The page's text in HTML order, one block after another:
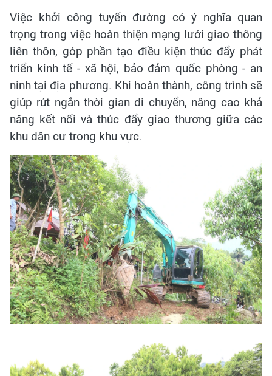
Việc khởi công tuyến đường có ý nghĩa quan
trọng trong việc hoàn thiện mạng lưới giao thông
liên thôn, góp phần tạo điều kiện thúc đẩy phát
triển kinh tế - xã hội, bảo đảm quốc phòng - an
ninh tại địa phương. Khi hoàn thành, công trình sẽ
giúp rút ngắn thời gian di chuyển, nâng cao khả
năng kết nối và thúc đẩy giao thương giữa các
khu dân cư trong khu vực.